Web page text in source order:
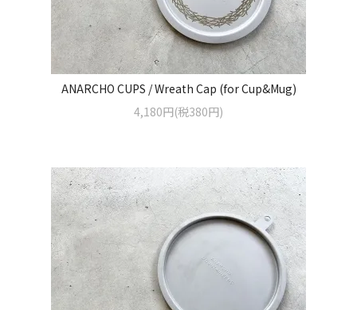
ANARCHO CUPS / Wreath Cap (for Cup&Mug)
4,180円(税380円)